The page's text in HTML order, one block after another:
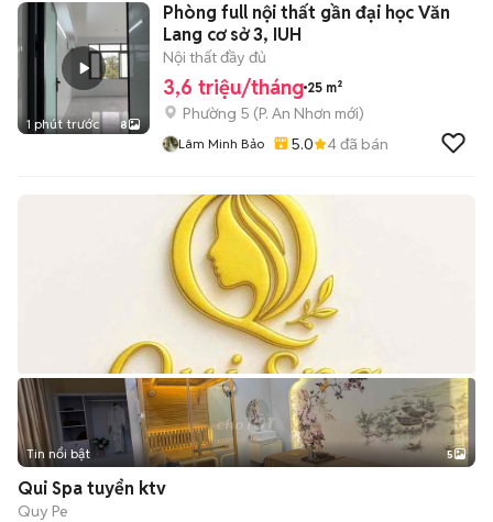
1 phút trước 8
Phòng full nội thất gần đại học Văn
Lang cơ sở 3, IUH
Nội thất đầy đủ
3,6 triệu/tháng 25 m²
Phường 5 (P. An Nhơn mới)
Lâm Minh Bảo 5.0 4đã bán
Tin nổi bật 5
Qui Spa tuyển ktv
Quy Pe